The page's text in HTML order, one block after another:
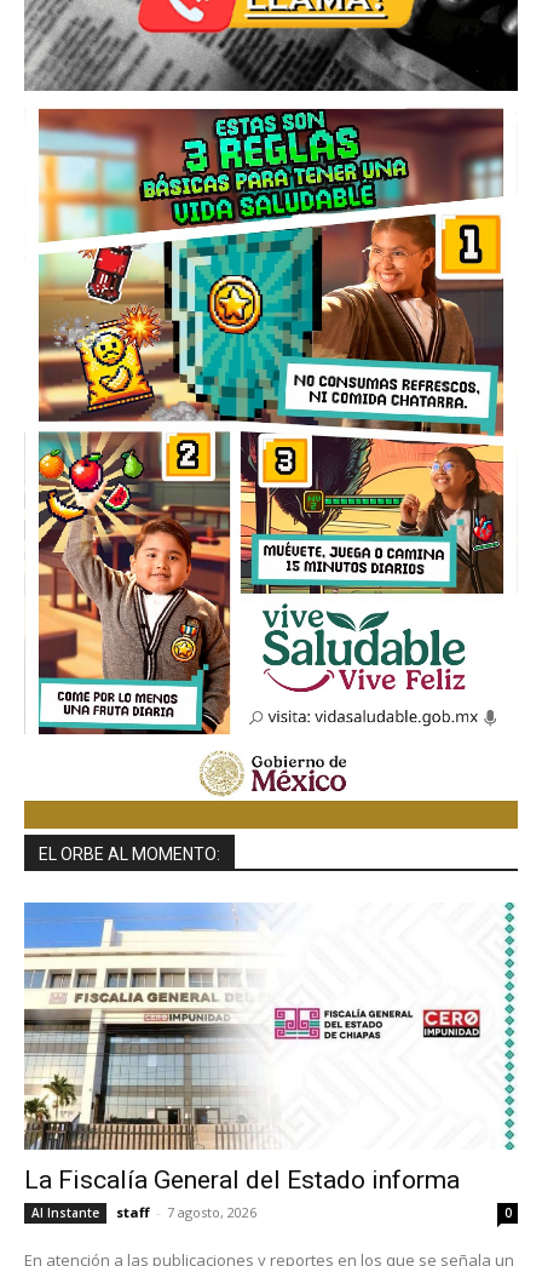
EL ORBE AL MOMENTO:
La Fiscalía General del Estado informa
Al Instante staff - 7 agosto, 2026 0
En atención a las publicaciones y reportes en los que se señala un